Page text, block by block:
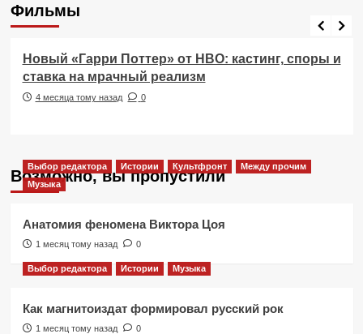
Фильмы
Фильмы
Новый «Гарри Поттер» от HBO: кастинг, споры и
ставка на мрачный реализм
4 месяца тому назад 0
Возможно, вы пропустили
Выбор редактора Истории Культфронт
Между прочим
Музыка
Анатомия феномена Виктора Цоя
1 месяц тому назад 0
Выбор редактора Истории Музыка
Как магнитоиздат формировал русский рок
1 месяц тому назад 0